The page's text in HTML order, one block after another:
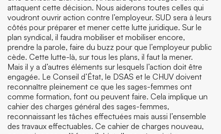
attaquent cette décision. Nous aiderons toutes celles qui
voudront ouvrir action contre l’employeur. SUD sera à leurs
côtés pour préparer et mener cette lutte juridique. Sur le
plan syndical, il faudra mobiliser et mobiliser encore,
prendre la parole, faire du buzz pour que l’employeur public
cède. Cette lutte-là, sur tous les plans, il faut la mener.
Mais il y a d’autres éléments sur lesquels l’action doit être
engagée. Le Conseil d’État, le DSAS et le CHUV doivent
reconnaître pleinement ce que les sages-femmes ont
comme formation, font ou peuvent faire. Cela implique un
cahier des charges général des sages-femmes,
reconnaissant les tâches effectuées mais aussi l’ensemble
des travaux effectuables. Ce cahier de charges nouveau,